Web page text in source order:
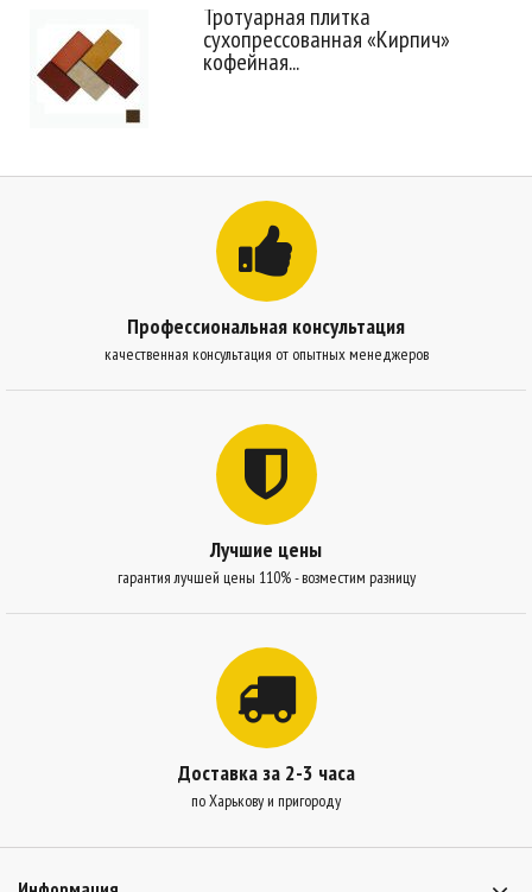
Тротуарная плитка
сухопрессованная «Кирпич»
кофейная...
Профессиональная консультация
качественная консультация от опытных менеджеров
Лучшие цены
гарантия лучшей цены 110% - возместим разницу
Доставка за 2-3 часа
по Харькову и пригороду